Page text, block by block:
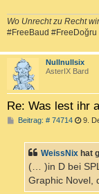
Wo Unrecht zu Recht
#FreeBaud #FreeDoğru
Nullnullsix
AsterIX Bard
Re: Was lest ihr
Beitrag: # 74714B
r
a
9.
WeissNix hat
(… )in D bei
Graphic Novel,